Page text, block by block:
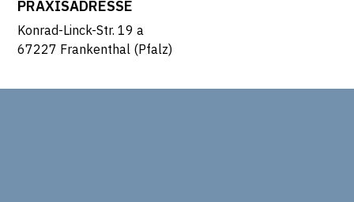
PRAXISADRESSE
Konrad-Linck-Str. 19 a
67227 Frankenthal (Pfalz)